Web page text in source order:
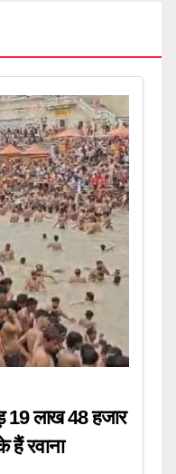
लाख 48 हजार
रवाना